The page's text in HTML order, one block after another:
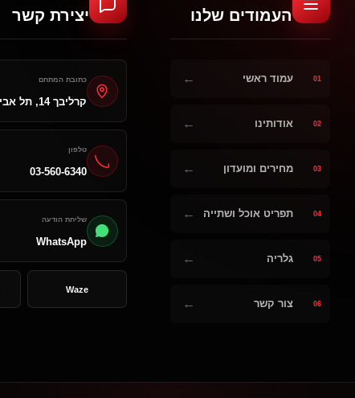
העמודים שלנו
01 עמוד ראשי ←
02 אודותינו ←
03 מחירים ומועדון ←
04 תפריט אוכל ושתייה ←
05 גלריה ←
06 צור קשר ←
יצירת קשר
כתובת המתחם
קרליבך 14, תל אביב
טלפון
03-560-6340
שליחת הודעה
WhatsApp
Waze